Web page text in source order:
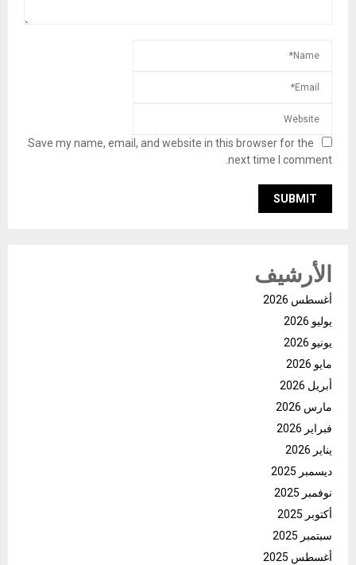
Save my name, email, and website in this browser for the
next time I comment.
الأرشيف
أغسطس 2026
يوليو 2026
يونيو 2026
مايو 2026
أبريل 2026
مارس 2026
فبراير 2026
يناير 2026
ديسمبر 2025
نوفمبر 2025
أكتوبر 2025
سبتمبر 2025
أغسطس 2025